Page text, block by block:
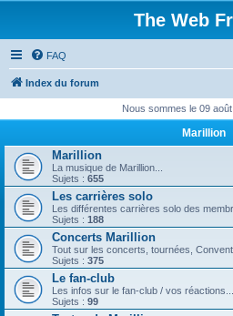
The Web
FAQ
Index du forum
Nous sommes le 09
Marillion
Marillion
La musique de Marillion...
Sujets : 655
Les carrières solo
Les différentes carrières solo des
Sujets : 188
Concerts Marillion
Tout sur les concerts, tournées,
Sujets : 375
Le fan-club
Les infos sur le fan-club / vos réactions...
Sujets : 99